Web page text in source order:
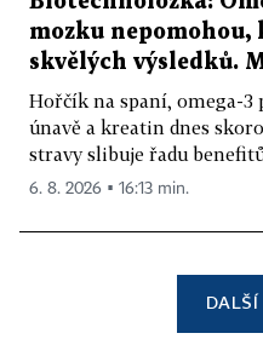
mozku
skvělých výsledků.
Hořčík na spaní, omega-
únavě a kreatin dnes
stravy slibuje řadu
6. 8. 2026 ▪ 16:13 min.